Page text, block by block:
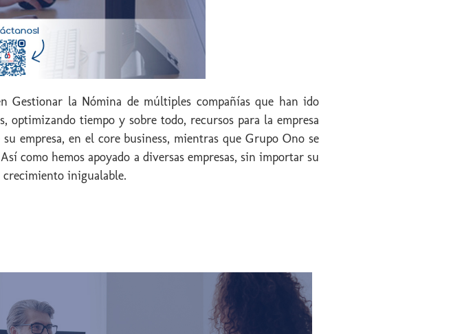
Gestionar la Nómina de múltiples compañías que han ido
optimizando tiempo y sobre todo, recursos para la empresa
empresa, en el core business, mientras que Grupo Ono se
como hemos apoyado a diversas empresas, sin importar su
crecimiento inigualable.